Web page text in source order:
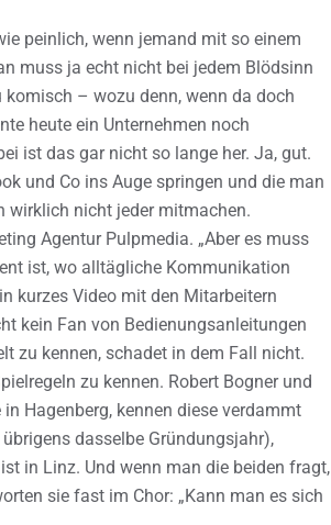
peinlich, wenn jemand mit so einem
muss ja echt nicht bei jedem Blödsinn
– wozu denn, wenn da doch
heute ein Unternehmen noch
ist das gar nicht so lange her. Ja, gut.
und Co ins Auge springen und die man
wirklich nicht jeder mitmachen.
Agentur Pulpmedia. „Aber es muss
ist, wo alltägliche Kommunikation
kurzes Video mit den Mitarbeitern
kein Fan von Bedienungsanleitungen
zu kennen, schadet in dem Fall nicht.
zu kennen. Robert Bogner und
Hagenberg, kennen diese verdammt
dasselbe Gründungsjahr),
in Linz. Und wenn man die beiden fragt,
sie fast im Chor: „Kann man es sich